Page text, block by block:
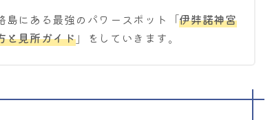
島にある最強のパワースポット「伊弉諾神宮
と見所ガイド」をしていきます。